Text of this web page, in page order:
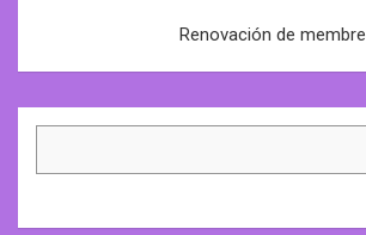
Renovación de